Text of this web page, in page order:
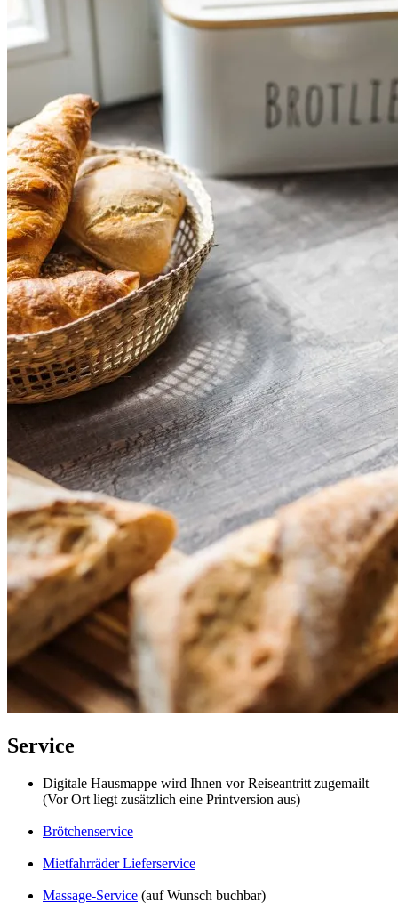
Service
Digitale Hausmappe wird Ihnen vor Reiseantritt zugemailt
(Vor Ort liegt zusätzlich eine Printversion aus)
Brötchenservice
Mietfahrräder Lieferservice
Massage-Service (auf Wunsch buchbar)